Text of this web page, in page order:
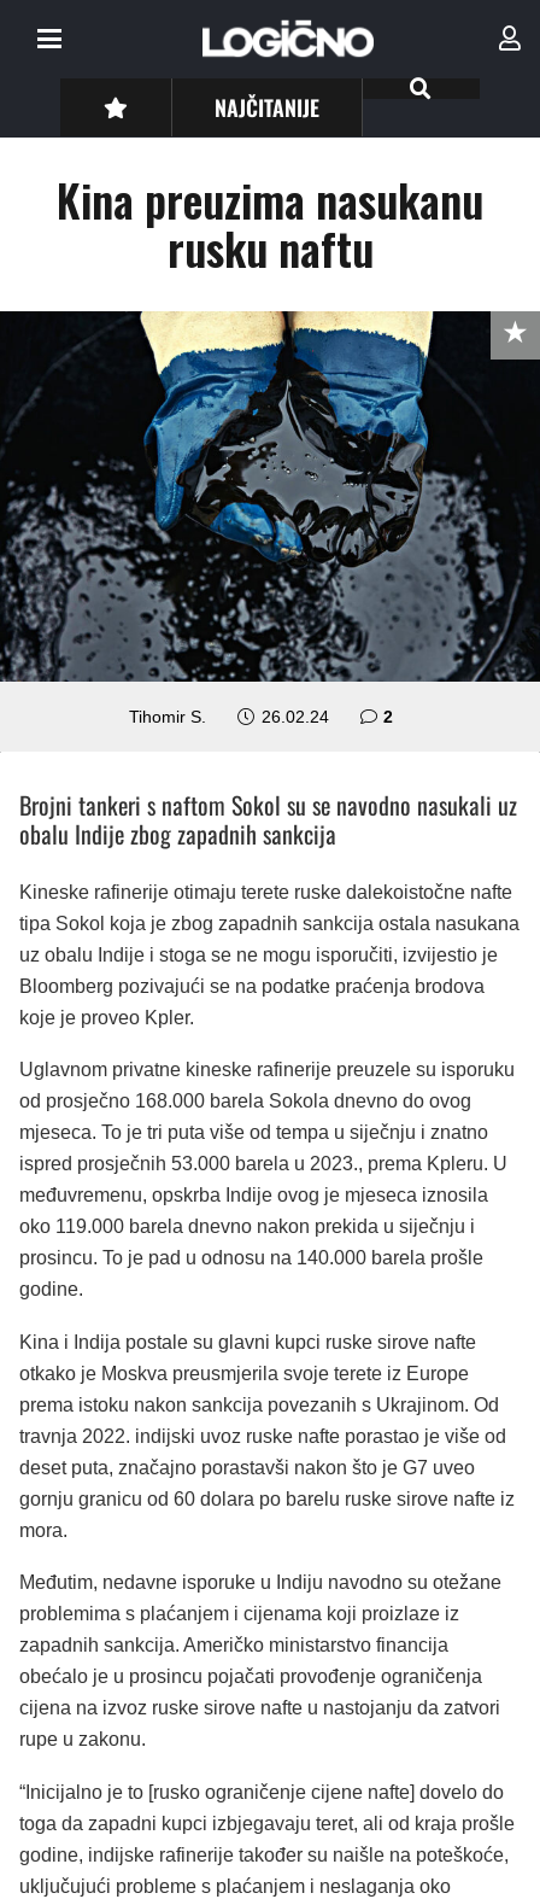
NAJČITANIJE
Kina preuzima nasukanu
rusku naftu
Tihomir S. 26.02.24 2
Brojni tankeri s naftom Sokol su se navodno nasukali uz
obalu Indije zbog zapadnih sankcija
Kineske rafinerije otimaju terete ruske dalekoistočne nafte
tipa Sokol koja je zbog zapadnih sankcija ostala nasukana
uz obalu Indije i stoga se ne mogu isporučiti, izvijestio je
Bloomberg pozivajući se na podatke praćenja brodova
koje je proveo Kpler.
Uglavnom privatne kineske rafinerije preuzele su isporuku
od prosječno 168.000 barela Sokola dnevno do ovog
mjeseca. To je tri puta više od tempa u siječnju i znatno
ispred prosječnih 53.000 barela u 2023., prema Kpleru. U
međuvremenu, opskrba Indije ovog je mjeseca iznosila
oko 119.000 barela dnevno nakon prekida u siječnju i
prosincu. To je pad u odnosu na 140.000 barela prošle
godine.
Kina i Indija postale su glavni kupci ruske sirove nafte
otkako je Moskva preusmjerila svoje terete iz Europe
prema istoku nakon sankcija povezanih s Ukrajinom. Od
travnja 2022. indijski uvoz ruske nafte porastao je više od
deset puta, značajno porastavši nakon što je G7 uveo
gornju granicu od 60 dolara po barelu ruske sirove nafte iz
mora.
Međutim, nedavne isporuke u Indiju navodno su otežane
problemima s plaćanjem i cijenama koji proizlaze iz
zapadnih sankcija. Američko ministarstvo financija
obećalo je u prosincu pojačati provođenje ograničenja
cijena na izvoz ruske sirove nafte u nastojanju da zatvori
rupe u zakonu.
“Inicijalno je to [rusko ograničenje cijene nafte] dovelo do
toga da zapadni kupci izbjegavaju teret, ali od kraja prošle
godine, indijske rafinerije također su naišle na poteškoće,
uključujući probleme s plaćanjem i neslaganja oko